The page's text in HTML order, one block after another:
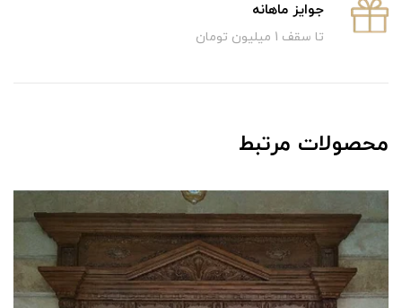
جوایز ماهانه
تا سقف 1 میلیون تومان
محصولات مرتبط